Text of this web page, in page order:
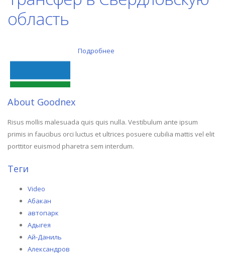
область
Подробнее
About Goodnex
Risus mollis malesuada quis quis nulla. Vestibulum ante ipsum
primis in faucibus orci luctus et ultrices posuere cubilia mattis vel elit
porttitor euismod pharetra sem interdum.
Теги
Video
Абакан
автопарк
Адыгея
Ай-Даниль
Александров